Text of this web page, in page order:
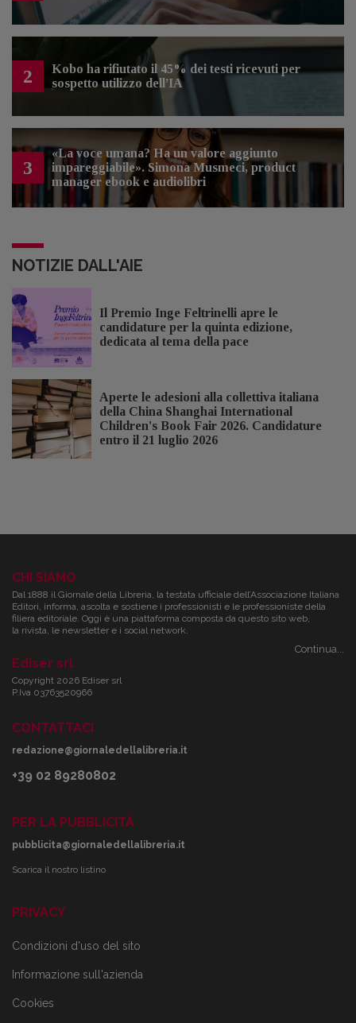
2
Kobo ha rifiutato il 45% dei testi ricevuti per
sospetto utilizzo dell’IA
3
«La voce umana? Ha un valore aggiunto
impareggiabile». Simona Musmeci, product
manager ebook e audiolibri
NOTIZIE DALL'AIE
Il Premio Inge Feltrinelli apre le
candidature per la quinta edizione,
dedicata al tema della pace
Aperte le adesioni alla collettiva italiana
della China Shanghai International
Children's Book Fair 2026. Candidature
entro il 21 luglio 2026
CHI SIAMO
Dal 1888 il Giornale della Libreria, la testata ufficiale dell’Associazione Italiana
Editori, informa, ascolta e sostiene i professionisti e le professioniste della
filiera editoriale. Oggi è una piattaforma composta da questo sito web,
la rivista, le newsletter e i social network.
Continua...
Ediser srl
Copyright 2026 Ediser srl
P.Iva 03763520966
CONTATTACI
redazione@giornaledellalibreria.it
+39 02 89280802
PER LA PUBBLICITÀ
pubblicita@giornaledellalibreria.it
Scarica il nostro listino
PRIVACY
Condizioni d'uso del sito
Informazione sull'azienda
Cookies